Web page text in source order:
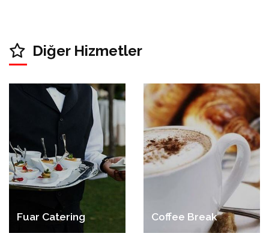
Diğer Hizmetler
Fuar Catering Coffee Break